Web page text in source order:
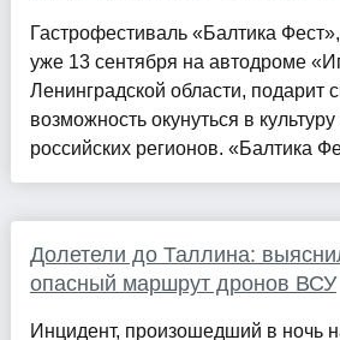
Гастрофестиваль «Балтика
уже 13 сентября на автодроме
Ленинградской области, подарит
возможность окунуться в
российских регионов. «Балтика
Долетели до Таллина:
опасный маршрут дронов ВСУ
Инцидент, произошедший в ночь